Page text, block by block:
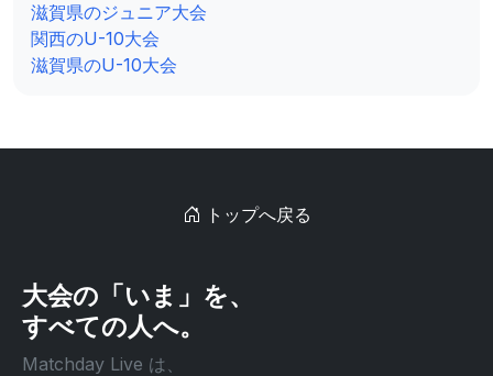
滋賀県のジュニア大会
関西のU-10大会
滋賀県のU-10大会
トップへ戻る
大会の「いま」を、
すべての人へ。
Matchday Live は、